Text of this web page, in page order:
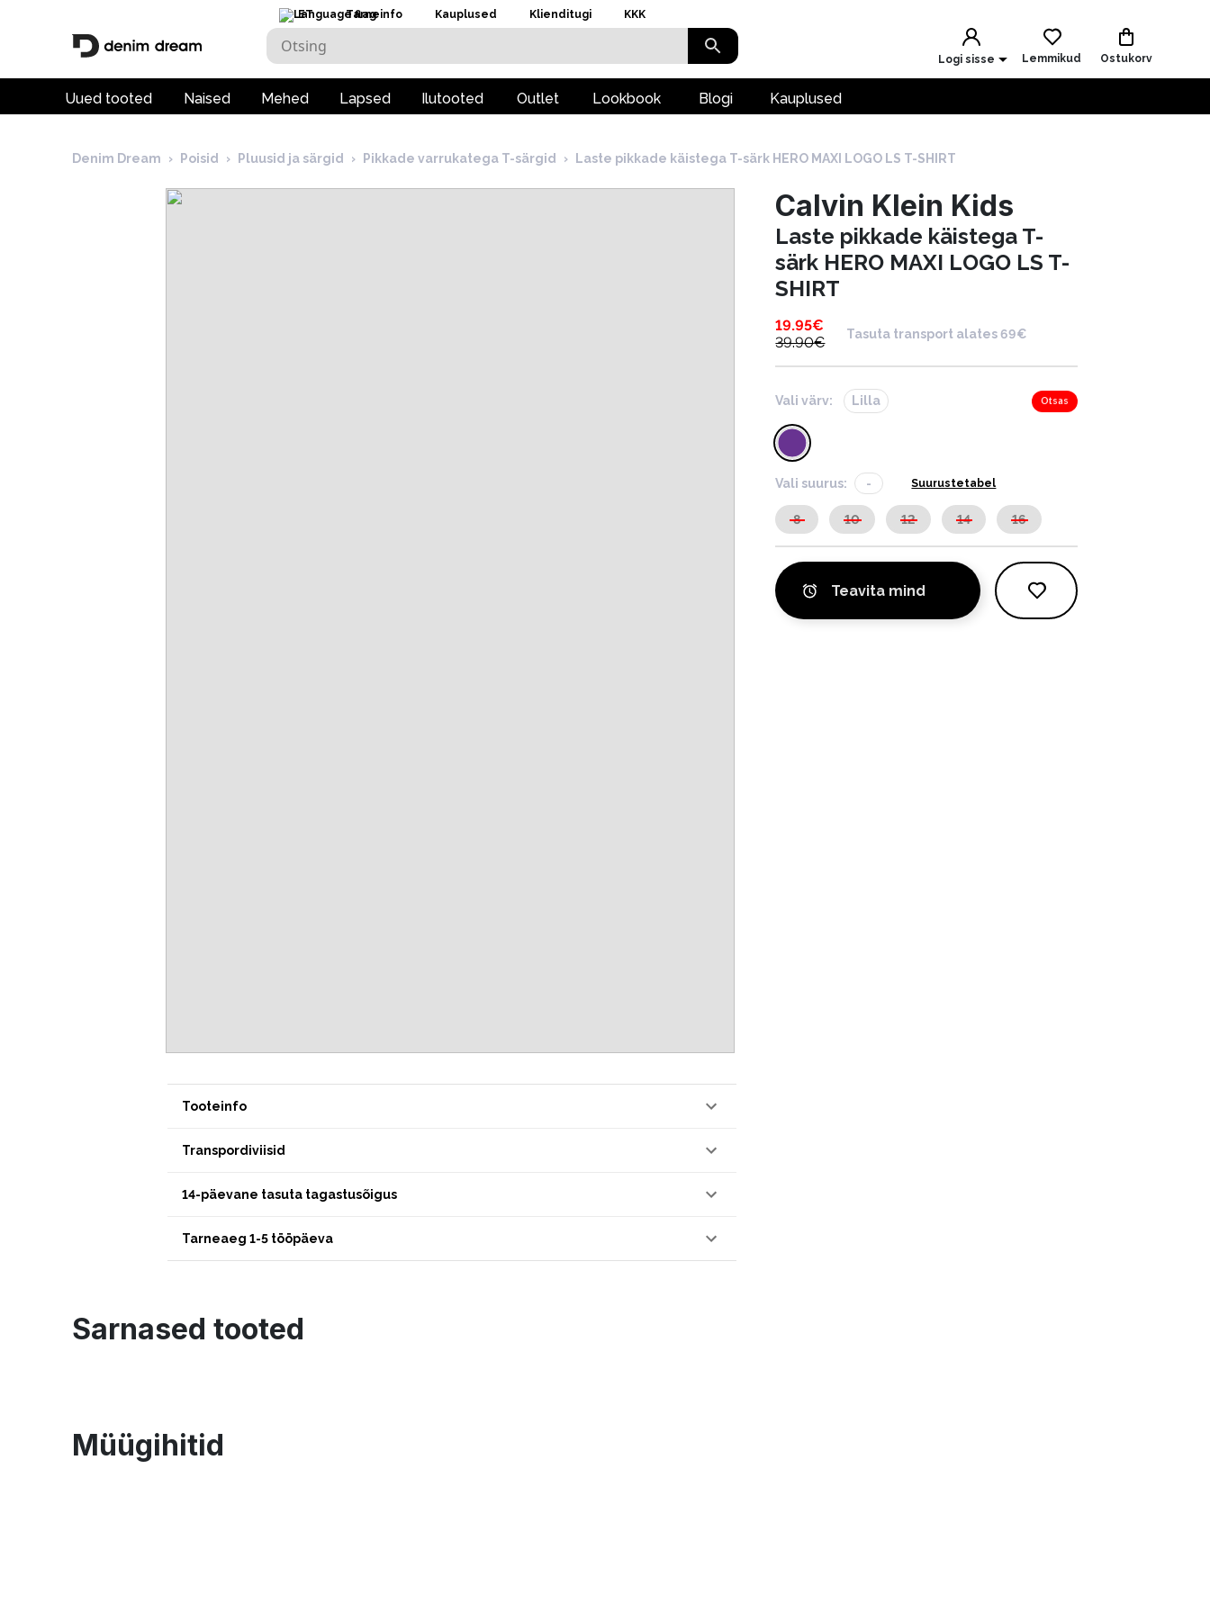
ET Tarneinfo Kauplused Klienditugi KKK
Logi sisse Lemmikud Ostukorv
Uued tooted Naised Mehed Lapsed Ilutooted Outlet Lookbook Blogi Kauplused
Denim Dream › Poisid › Pluusid ja särgid › Pikkade varrukatega T-särgid › Laste pikkade käistega T-särk HERO MAXI LOGO LS T-SHIRT
Tooteinfo
Transpordiviisid
14-päevane tasuta tagastusõigus
Tarneaeg 1-5 tööpäeva
Calvin Klein Kids
Laste pikkade käistega T-
särk HERO MAXI LOGO LS T-
SHIRT
19.95€
39.90€
Tasuta transport alates 69€
Vali värv: Lilla Otsas
Vali suurus: - Suurustetabel
8 10 12 14 16
Teavita mind
Sarnased tooted
Müügihitid